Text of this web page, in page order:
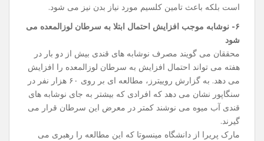
است بلکه باعث تامین کلسیم مورد نیاز بدن نیز می ‌شود.
۶- نوشابه موجب افزایش احتمال ابتلا به سرطان لوزالمعده می
شود
محققان می ‌گویند مصرف نوشابه‌ های قندی بیش از دو بار در
هفته می ‌تواند احتمال افزایش به سرطان لوزالمعده را افزایش
می ‌دهد. به گزارش روییترز، مطالعه‌ ای بر روی ۶۰ هزار نفر در
سنگاپور نشان می دهد که افرادی که بیشتر به جای نوشابه‌ های
قندی آب میوه می‌ نوشند کمتر در معرض این سرطان قرار می
‌گیرند.
مارک پریرا از دانشگاه مینسوتا که این مطالعه را رهبری می